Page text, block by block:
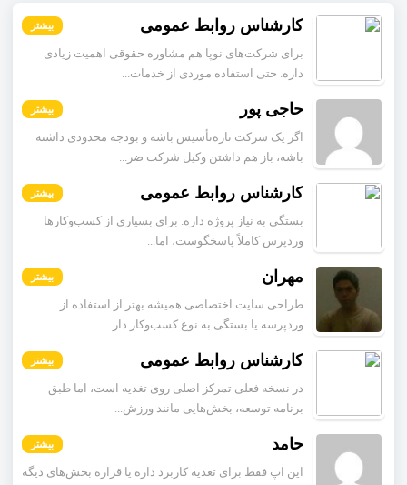
کارشناس روابط عمومی بیشتر
برای شرکت‌های نوپا هم مشاوره حقوقی اهمیت زیادی
داره. حتی استفاده موردی از خدمات...
حاجی پور بیشتر
اگر یک شرکت تازه‌تأسیس باشه و بودجه محدودی داشته
باشه، باز هم داشتن وکیل شرکت ضر...
کارشناس روابط عمومی بیشتر
بستگی به نیاز پروژه داره. برای بسیاری از کسب‌وکارها
وردپرس کاملاً پاسخگوست، اما...
مهران بیشتر
طراحی سایت اختصاصی همیشه بهتر از استفاده از
وردپرسه یا بستگی به نوع کسب‌وکار دار...
کارشناس روابط عمومی بیشتر
در نسخه فعلی تمرکز اصلی روی تغذیه است، اما طبق
برنامه توسعه، بخش‌هایی مانند ورزش...
حامد بیشتر
این اپ فقط برای تغذیه کاربرد داره یا قراره بخش‌های دیگه